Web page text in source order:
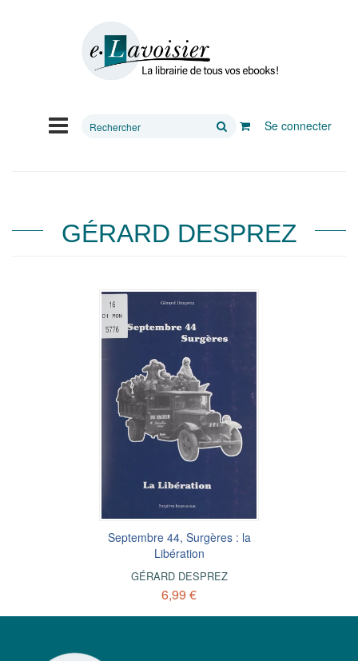
Rechercher
Se connecter
GÉRARD DESPREZ
Septembre 44, Surgères : la
Libération
GÉRARD DESPREZ
6,99 €